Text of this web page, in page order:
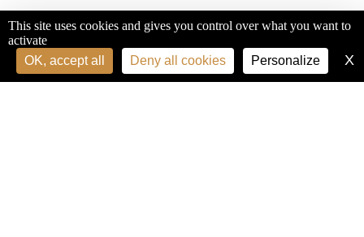
This site uses cookies and gives you control over what you want to
activate
OK, accept all
Deny all cookies Personalize X